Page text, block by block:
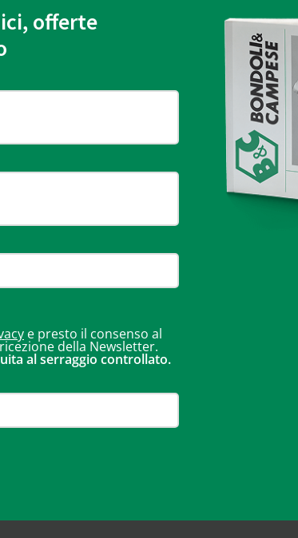
offerte
e presto il consenso al
della Newsletter.
al serraggio controllato.